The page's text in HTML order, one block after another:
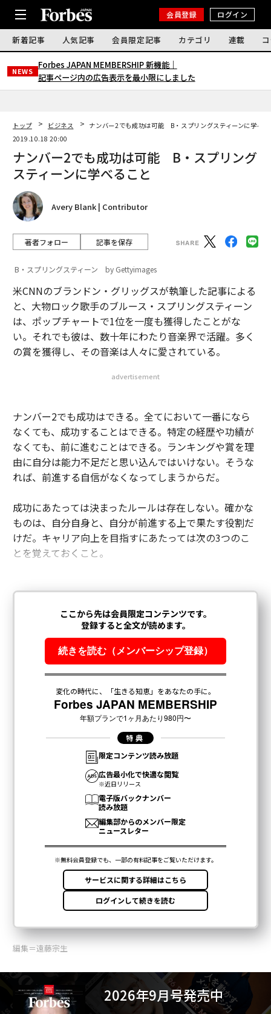
会員登録 ログイン
新着記事 人気記事 会員限定記事 カテゴリ 連載
NEWS
Forbes JAPAN MEMBERSHIP 新機能｜
記事ページ内の広告表示を最小限にしました
トップ ビジネス
ナンバー2でも成功は可能 B・スプリングスティーンに学べ
2019.10.18 20:00
ナンバー2でも成功は可能 B・スプリング
スティーンに学べること
Avery Blank | Contributor
著者フォロー 記事を保存
B・スプリングスティーン by Gettyimages
米CNNのブランドン・グリッグスが執筆した記事による
と、大物ロック歌手のブルース・スプリングスティーン
は、ポップチャートで1位を一度も獲得したことがな
い。それでも彼は、数十年にわたり音楽界で活躍。多く
の賞を獲得し、その音楽は人々に愛されている。
advertisement
ナンバー2でも成功はできる。全てにおいて一番になら
なくても、成功することはできる。特定の経歴や功績が
なくても、前に進むことはできる。ランキングや賞を理
由に自分は能力不足だと思い込んではいけない。そうな
れば、前進する自信がなくなってしまうからだ。
成功にあたっては決まったルールは存在しない。確かな
ものは、自分自身と、自分が前進する上で果たす役割だ
けだ。キャリア向上を目指すにあたっては次の3つのこ
とを覚えておくこと。
編集＝遠藤宗生
2026年9月号発売中